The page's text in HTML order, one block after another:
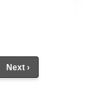
Next ›